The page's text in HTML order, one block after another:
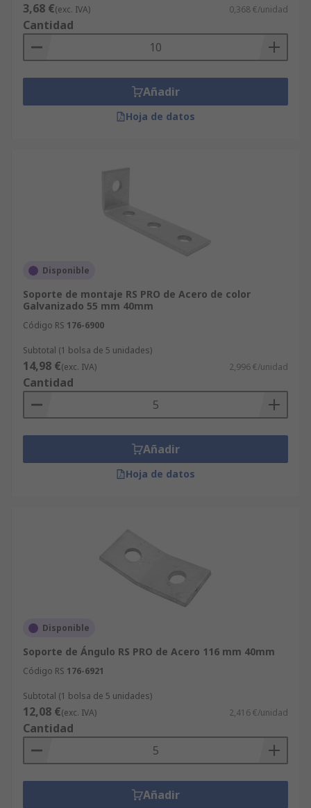
3,68 €(exc. IVA) 0,368 €/unidad
Cantidad
Añadir
Hoja de datos
Disponible
Soporte de montaje RS PRO de Acero de color
Galvanizado 55 mm 40mm
Código RS 176-6900
Subtotal (1 bolsa de 5 unidades)
14,98 €(exc. IVA) 2,996 €/unidad
Cantidad
Añadir
Hoja de datos
Disponible
Soporte de Ángulo RS PRO de Acero 116 mm 40mm
Código RS 176-6921
Subtotal (1 bolsa de 5 unidades)
12,08 €(exc. IVA) 2,416 €/unidad
Cantidad
Añadir